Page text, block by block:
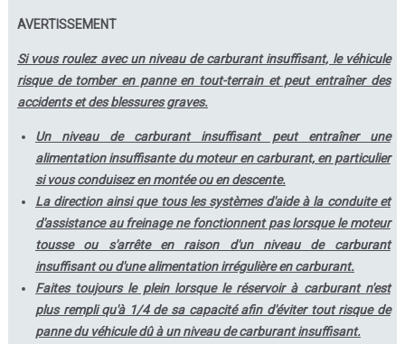
AVERTISSEMENT
Si vous roulez avec un niveau de carburant insuffisant, le véhicule
risque de tomber en panne en tout-terrain et peut entraîner des
accidents et des blessures graves.
Un niveau de carburant insuffisant peut entraîner une
alimentation insuffisante du moteur en carburant, en particulier
si vous conduisez en montée ou en descente.
La direction ainsi que tous les systèmes d'aide à la conduite et
d'assistance au freinage ne fonctionnent pas lorsque le moteur
tousse ou s'arrête en raison d'un niveau de carburant
insuffisant ou d'une alimentation irrégulière en carburant.
Faites toujours le plein lorsque le réservoir à carburant n'est
plus rempli qu'à 1/4 de sa capacité afin d'éviter tout risque de
panne du véhicule dû à un niveau de carburant insuffisant.